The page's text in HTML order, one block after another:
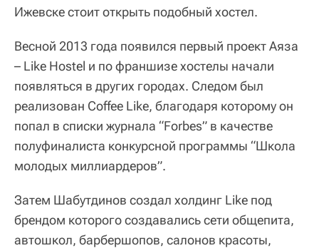
Ижевске стоит открыть подобный хостел.
Весной 2013 года появился первый проект Аяза
– Like Hostel и по франшизе хостелы начали
появляться в других городах. Следом был
реализован Coffee Like, благодаря которому он
попал в списки журнала “Forbes” в качестве
полуфиналиста конкурсной программы “Школа
молодых миллиардеров”.
Затем Шабутдинов создал холдинг Like под
брендом которого создавались сети общепита,
автошкол, барбершопов, салонов красоты,